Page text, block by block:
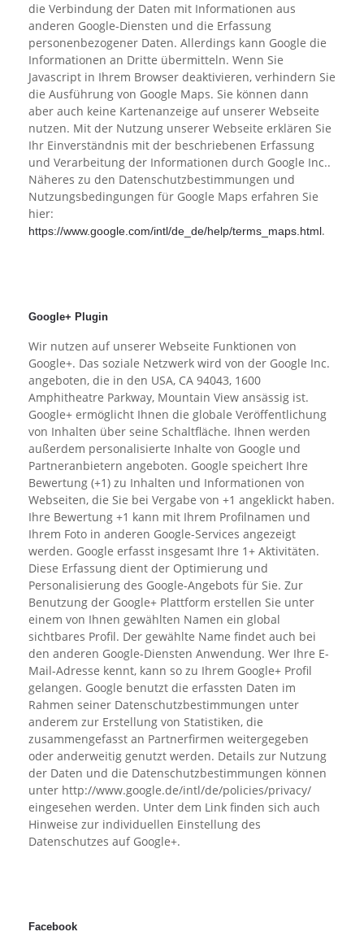
die Verbindung der Daten mit Informationen aus
anderen Google-Diensten und die Erfassung
personenbezogener Daten. Allerdings kann Google die
Informationen an Dritte übermitteln. Wenn Sie
Javascript in Ihrem Browser deaktivieren, verhindern Sie
die Ausführung von Google Maps. Sie können dann
aber auch keine Kartenanzeige auf unserer Webseite
nutzen. Mit der Nutzung unserer Webseite erklären Sie
Ihr Einverständnis mit der beschriebenen Erfassung
und Verarbeitung der Informationen durch Google Inc..
Näheres zu den Datenschutzbestimmungen und
Nutzungsbedingungen für Google Maps erfahren Sie
hier:
https://www.google.com/intl/de_de/help/terms_maps.html.
Google+ Plugin
Wir nutzen auf unserer Webseite Funktionen von
Google+. Das soziale Netzwerk wird von der Google Inc.
angeboten, die in den USA, CA 94043, 1600
Amphitheatre Parkway, Mountain View ansässig ist.
Google+ ermöglicht Ihnen die globale Veröffentlichung
von Inhalten über seine Schaltfläche. Ihnen werden
außerdem personalisierte Inhalte von Google und
Partneranbietern angeboten. Google speichert Ihre
Bewertung (+1) zu Inhalten und Informationen von
Webseiten, die Sie bei Vergabe von +1 angeklickt haben.
Ihre Bewertung +1 kann mit Ihrem Profilnamen und
Ihrem Foto in anderen Google-Services angezeigt
werden. Google erfasst insgesamt Ihre 1+ Aktivitäten.
Diese Erfassung dient der Optimierung und
Personalisierung des Google-Angebots für Sie. Zur
Benutzung der Google+ Plattform erstellen Sie unter
einem von Ihnen gewählten Namen ein global
sichtbares Profil. Der gewählte Name findet auch bei
den anderen Google-Diensten Anwendung. Wer Ihre E-
Mail-Adresse kennt, kann so zu Ihrem Google+ Profil
gelangen. Google benutzt die erfassten Daten im
Rahmen seiner Datenschutzbestimmungen unter
anderem zur Erstellung von Statistiken, die
zusammengefasst an Partnerfirmen weitergegeben
oder anderweitig genutzt werden. Details zur Nutzung
der Daten und die Datenschutzbestimmungen können
unter http://www.google.de/intl/de/policies/privacy/
eingesehen werden. Unter dem Link finden sich auch
Hinweise zur individuellen Einstellung des
Datenschutzes auf Google+.
Facebook